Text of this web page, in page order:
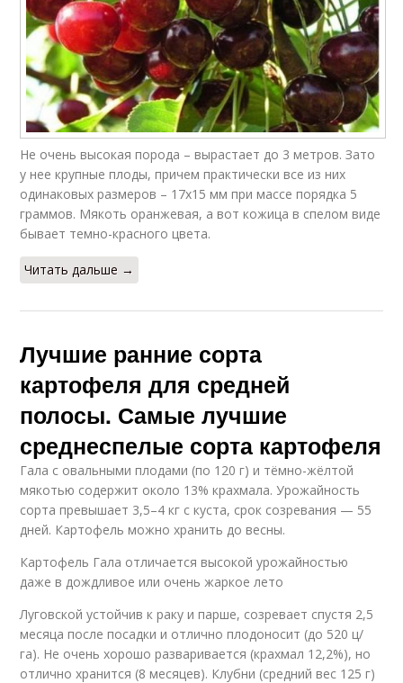
Не очень высокая порода – вырастает до 3 метров. Зато
у нее крупные плоды, причем практически все из них
одинаковых размеров – 17х15 мм при массе порядка 5
граммов. Мякоть оранжевая, а вот кожица в спелом виде
бывает темно-красного цвета.
Читать дальше →
Лучшие ранние сорта
картофеля для средней
полосы. Самые лучшие
среднеспелые сорта картофеля
Гала с овальными плодами (по 120 г) и тёмно-жёлтой
мякотью содержит около 13% крахмала. Урожайность
сорта превышает 3,5–4 кг с куста, срок созревания — 55
дней. Картофель можно хранить до весны.
Картофель Гала отличается высокой урожайностью
даже в дождливое или очень жаркое лето
Луговской устойчив к раку и парше, созревает спустя 2,5
месяца после посадки и отлично плодоносит (до 520 ц/
га). Не очень хорошо разваривается (крахмал 12,2%), но
отлично хранится (8 месяцев). Клубни (средний вес 125 г)